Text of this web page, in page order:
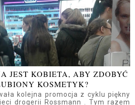
JEST KOBIETA, ABY ZDOBYĆ
KOSMETYK?
kolejna promocja z cyklu piękny
drogerii Rossmann . Tym razem